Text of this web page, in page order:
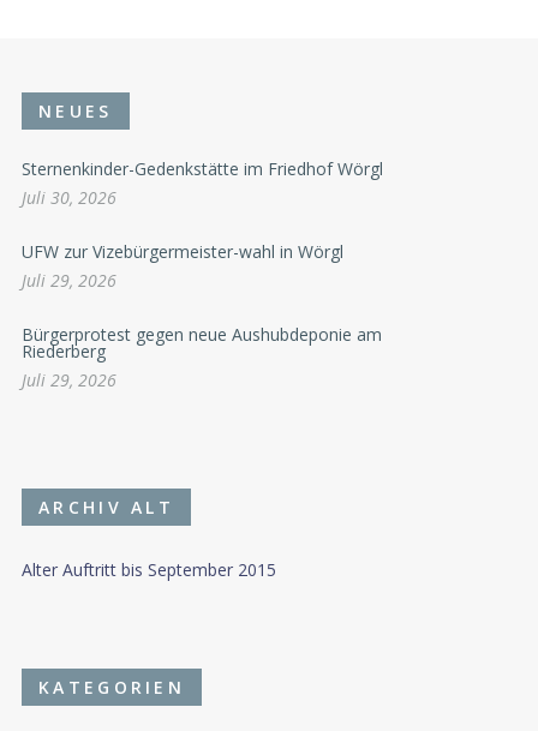
NEUES
Sternenkinder-Gedenkstätte im Friedhof Wörgl
Juli 30, 2026
UFW zur Vizebürgermeister-wahl in Wörgl
Juli 29, 2026
Bürgerprotest gegen neue Aushubdeponie am
Riederberg
Juli 29, 2026
ARCHIV ALT
Alter Auftritt bis September 2015
KATEGORIEN